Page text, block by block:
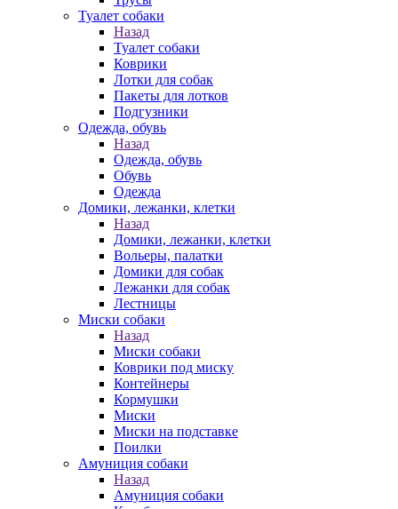
Туалет собаки
Назад
Туалет собаки
Коврики
Лотки для собак
Пакеты для лотков
Подгузники
Одежда, обувь
Назад
Одежда, обувь
Обувь
Одежда
Домики, лежанки, клетки
Назад
Домики, лежанки, клетки
Вольеры, палатки
Домики для собак
Лежанки для собак
Лестницы
Миски собаки
Назад
Миски собаки
Коврики под миску
Контейнеры
Кормушки
Миски
Миски на подставке
Поилки
Амуниция собаки
Назад
Амуниция собаки